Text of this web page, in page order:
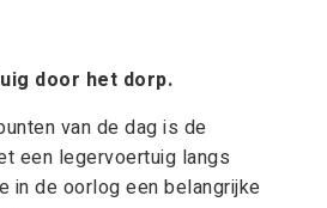
door het dorp.
van de dag is de
een legervoertuig langs
in de oorlog een belangrijke